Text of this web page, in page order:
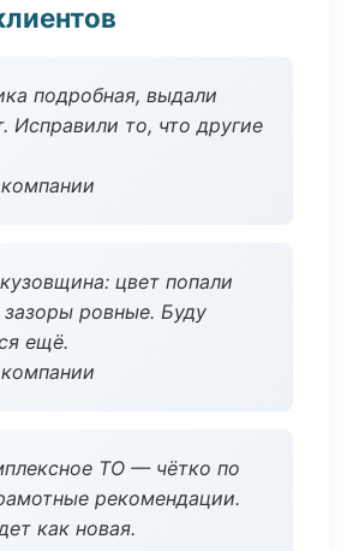
подробная, выдали
Исправили то, что другие
цвет попали
зазоры ровные. Буду
ещё.
ТО — чётко по
рекомендации.
как новая.